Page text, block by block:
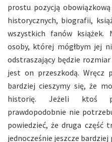
prostu pozycją
historycznych, biografii,
wszystkich fanów książek.
osoby, której mógłbym jej
odstraszający będzie
jest on przeszkodą. Wręcz
bardziej cieszymy się, że
historię. Jeżeli ktoś
prawdopodobnie nie
powiedzieć, że druga część
jednocześnie jeszcze